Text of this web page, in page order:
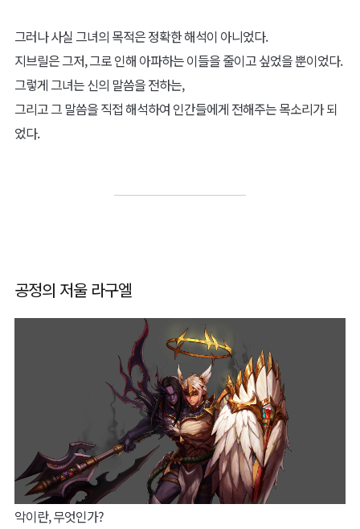
그러나 사실 그녀의 목적은 정확한 해석이 아니었다.
지브릴은 그저, 그로 인해 아파하는 이들을 줄이고 싶었을 뿐이었다.
그렇게 그녀는 신의 말씀을 전하는,
그리고 그 말씀을 직접 해석하여 인간들에게 전해주는 목소리가 되
었다.
공정의 저울 라구엘
악이란, 무엇인가?